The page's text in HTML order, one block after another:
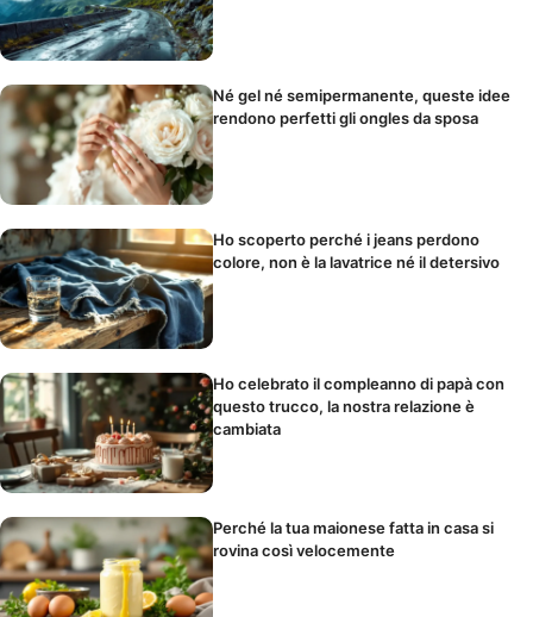
Né gel né semipermanente, queste idee
rendono perfetti gli ongles da sposa
Ho scoperto perché i jeans perdono
colore, non è la lavatrice né il detersivo
Ho celebrato il compleanno di papà con
questo trucco, la nostra relazione è
cambiata
Perché la tua maionese fatta in casa si
rovina così velocemente